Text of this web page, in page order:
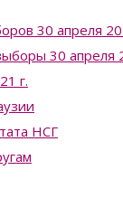
30 апреля
30 апреля
г.
НСГ